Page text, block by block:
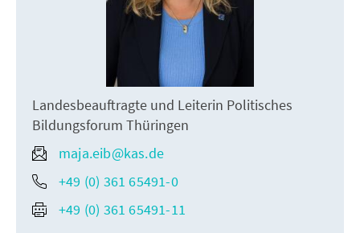
Landesbeauftragte und Leiterin Politisches
Bildungsforum Thüringen
maja.eib@kas.de
+49 (0) 361 65491-0
+49 (0) 361 65491-11